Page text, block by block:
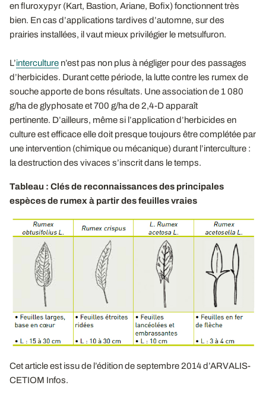
en fluroxypyr (Kart, Bastion, Ariane, Bofix) fonctionnent très
bien. En cas d’applications tardives d’automne, sur des
prairies installées, il vaut mieux privilégier le metsulfuron.
L’interculture n’est pas non plus à négliger pour des passages
d’herbicides. Durant cette période, la lutte contre les rumex de
souche apporte de bons résultats. Une association de 1 080
g/ha de glyphosate et 700 g/ha de 2,4-D apparaît
pertinente. D’ailleurs, même si l’application d’herbicides en
culture est efficace elle doit presque toujours être complétée par
une intervention (chimique ou mécanique) durant l’interculture :
la destruction des vivaces s’inscrit dans le temps.
Tableau : Clés de reconnaissances des principales
espèces de rumex à partir des feuilles vraies
Cet article est issu de l’édition de septembre 2014 d’ARVALIS-
CETIOM Infos.